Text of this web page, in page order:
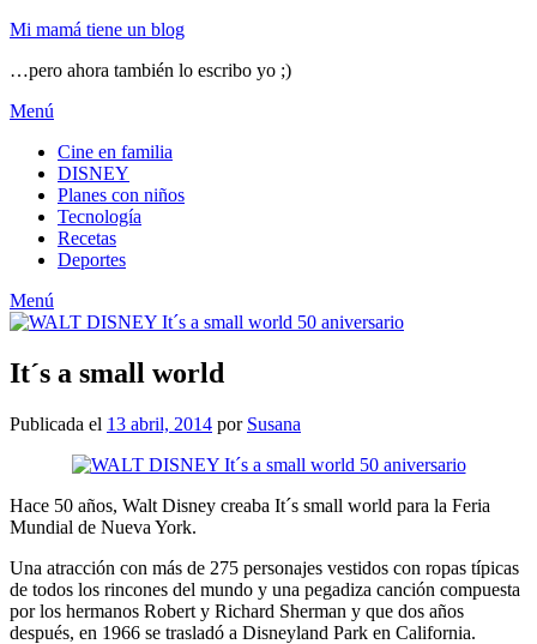
Mi mamá tiene un blog
…pero ahora también lo escribo yo ;)
Menú
Cine en familia
DISNEY
Planes con niños
Tecnología
Recetas
Deportes
Menú
It´s a small world
Publicada el 13 abril, 2014 por Susana
Hace 50 años, Walt Disney creaba It´s small world para la Feria
Mundial de Nueva York.
Una atracción con más de 275 personajes vestidos con ropas típicas
de todos los rincones del mundo y una pegadiza canción compuesta
por los hermanos Robert y Richard Sherman y que dos años
después, en 1966 se trasladó a Disneyland Park en California.